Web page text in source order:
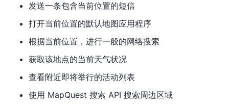
发送一条包含当前位置的短信
打开当前位置的默认地图应用程序
根据当前位置，进行一般的网络搜索
获取该地点的当前天气状况
查看附近即将举行的活动列表
使用 MapQuest 搜索 API 搜索周边区域